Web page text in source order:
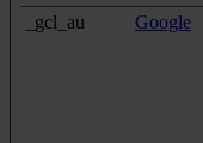
_gcl_au Google